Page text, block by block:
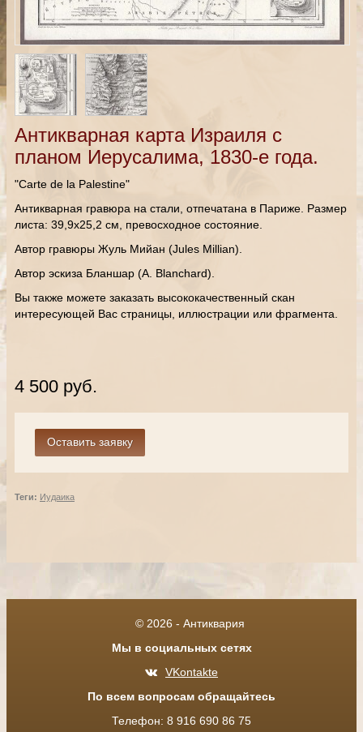
Антикварная карта Израиля с
планом Иерусалима, 1830-е года.
"Carte de la Palestine"
Антикварная гравюра на стали, отпечатана в Париже. Размер
листа: 39,9x25,2 см, превосходное состояние.
Автор гравюры Жуль Мийан (Jules Millian).
Автор эскиза Бланшар (A. Blanchard).
Вы также можете заказать высококачественный скан
интересующей Вас страницы, иллюстрации или фрагмента.
4 500 руб.
Теги: Иудаика
© 2026 - Антиквария
Мы в социальных сетях
VKontakte
По всем вопросам обращайтесь
Телефон: 8 916 690 86 75